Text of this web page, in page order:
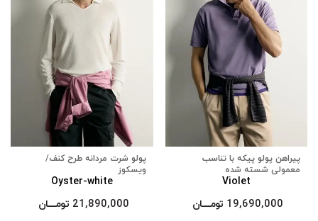
پیراهن پولو پیکه با تناسب
معمولی شسته شده
Violet
19,690,000 تومــــــان
پولو شرت مردانه طرح کنف/
ویسکوز
Oyster-white
21,890,000 تومــــــان